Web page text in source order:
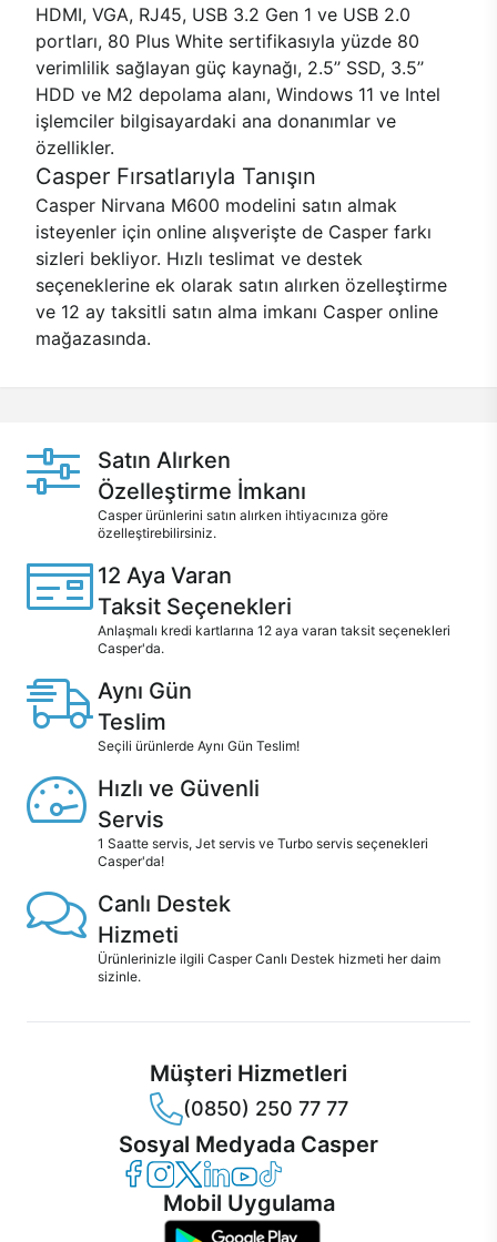
HDMI, VGA, RJ45, USB 3.2 Gen 1 ve USB 2.0
portları, 80 Plus White sertifikasıyla yüzde 80
verimlilik sağlayan güç kaynağı, 2.5’’ SSD, 3.5’’
HDD ve M2 depolama alanı, Windows 11 ve Intel
işlemciler bilgisayardaki ana donanımlar ve
özellikler.
Casper Fırsatlarıyla Tanışın
Casper Nirvana M600 modelini satın almak
isteyenler için online alışverişte de Casper farkı
sizleri bekliyor. Hızlı teslimat ve destek
seçeneklerine ek olarak satın alırken özelleştirme
ve 12 ay taksitli satın alma imkanı Casper online
mağazasında.
Satın Alırken
Özelleştirme İmkanı
Casper ürünlerini satın alırken ihtiyacınıza göre
özelleştirebilirsiniz.
12 Aya Varan
Taksit Seçenekleri
Anlaşmalı kredi kartlarına 12 aya varan taksit seçenekleri
Casper'da.
Aynı Gün
Teslim
Seçili ürünlerde Aynı Gün Teslim!
Hızlı ve Güvenli
Servis
1 Saatte servis, Jet servis ve Turbo servis seçenekleri
Casper'da!
Canlı Destek
Hizmeti
Ürünlerinizle ilgili Casper Canlı Destek hizmeti her daim
sizinle.
Müşteri Hizmetleri
(0850) 250 77 77
Sosyal Medyada Casper
Casper Facebook
Casper Instagram
Casper Twitter
Casper LinkedIn
Casper YouTube
Casper TikTok
Mobil Uygulama